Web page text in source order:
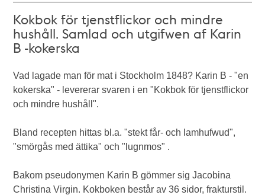
Kokbok för tjenstflickor och mindre
hushåll. Samlad och utgifwen af Karin
B -kokerska
Vad lagade man för mat i Stockholm 1848? Karin B - "en
kokerska" - levererar svaren i en "Kokbok för tjenstflickor
och mindre hushåll".
Bland recepten hittas bl.a. "stekt får- och lamhufwud",
"smörgås med ättika" och "lugnmos" .
Bakom pseudonymen Karin B gömmer sig Jacobina
Christina Virgin. Kokboken består av 36 sidor, frakturstil.